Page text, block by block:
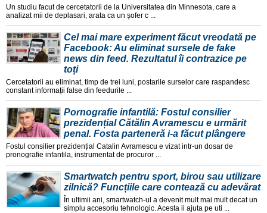
Un studiu facut de cercetatorii de la Universitatea din Minnesota, care a
analizat mii de deplasari, arata ca un șofer c ...
Cel mai mare experiment făcut vreodată pe
Facebook: Au eliminat sursele de fake
news din feed. Rezultatul îi contrazice pe
toți
Cercetatorii au eliminat, timp de trei luni, postarile surselor care raspandesc
constant informații false din feedurile ...
Pornografie infantilă: Fostul consilier
prezidențial Cătălin Avramescu e urmărit
penal. Fosta parteneră i-a făcut plângere
Fostul consilier prezidențial Catalin Avramescu e vizat intr-un dosar de
pronografie infantila, instrumentat de procuror ...
Smartwatch pentru sport, birou sau utilizare
zilnică? Funcțiile care contează cu adevărat
În ultimii ani, smartwatch-ul a devenit mult mai mult decat un
simplu accesoriu tehnologic. Acesta ii ajuta pe uti ...